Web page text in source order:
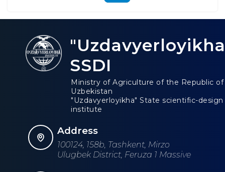
SSDI
Ministry of Agriculture of the Republic of
Uzbekistan
"Uzdavyerloyikha" State scientific-design
institute
Address
100124, 158b, Tashkent, Mirzo
Ulugbek District, Feruza 1 Massive